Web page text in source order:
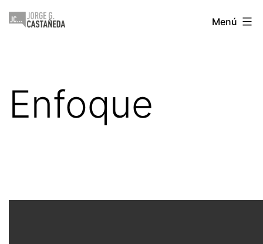
Saltar
Jorge
Menú
Enfoque